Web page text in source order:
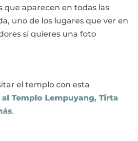
que aparecen en todas las
uno de los lugares que ver en
si quieres una foto
el templo con esta
Templo Lempuyang, Tirta
.